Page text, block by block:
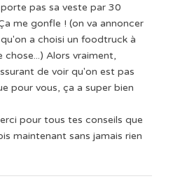
pas sa veste par 30
me gonfle ! (on va annoncer
a choisi un foodtruck à
Alors vraiment,
de voir qu'on est pas
pour vous, ça a super bien
pour tous tes conseils que
maintenant sans jamais rien